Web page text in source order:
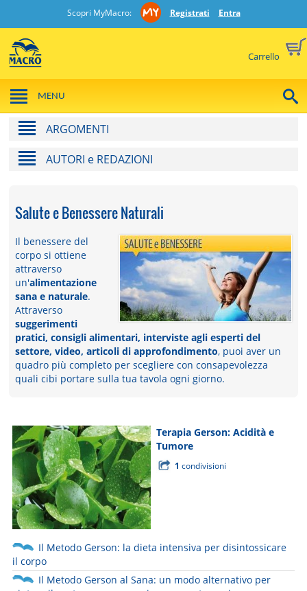
Scopri MyMacro: Registrati Entra
Carrello
MENU
ARGOMENTI
AUTORI e REDAZIONI
Salute e Benessere Naturali
Il benessere del
corpo si ottiene
attraverso
un'alimentazione
sana e naturale.
Attraverso
suggerimenti
pratici, consigli alimentari, interviste agli esperti del
settore, video, articoli di approfondimento, puoi aver un
quadro più completo per scegliere con consapevolezza
quali cibi portare sulla tua tavola ogni giorno.
Terapia Gerson: Acidità e
Tumore
1 condivisioni
Il Metodo Gerson: la dieta intensiva per disintossicare
il corpo
Il Metodo Gerson al Sana: un modo alternativo per